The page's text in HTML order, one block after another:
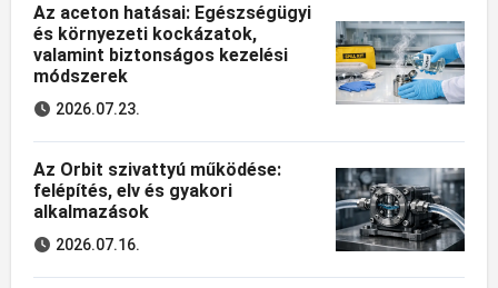
Az aceton hatásai: Egészségügyi
és környezeti kockázatok,
valamint biztonságos kezelési
módszerek
2026.07.23.
Az Orbit szivattyú működése:
felépítés, elv és gyakori
alkalmazások
2026.07.16.